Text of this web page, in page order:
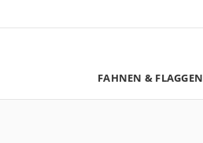
FAHNEN & FLAGGEN